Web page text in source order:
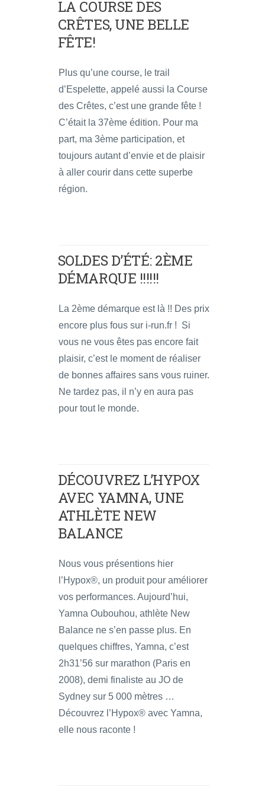
LA COURSE DES
CRÊTES, UNE BELLE
FÊTE!
Plus qu’une course, le trail
d’Espelette, appelé aussi la Course
des Crêtes, c’est une grande fête !
C’était la 37ème édition. Pour ma
part, ma 3ème participation, et
toujours autant d’envie et de plaisir
à aller courir dans cette superbe
région.
SOLDES D’ÉTÉ: 2ÈME
DÉMARQUE !!!!!!
La 2ème démarque est là !! Des prix
encore plus fous sur i-run.fr ! Si
vous ne vous êtes pas encore fait
plaisir, c’est le moment de réaliser
de bonnes affaires sans vous ruiner.
Ne tardez pas, il n’y en aura pas
pour tout le monde.
DÉCOUVREZ L’HYPOX
AVEC YAMNA, UNE
ATHLÈTE NEW
BALANCE
Nous vous présentions hier
l’Hypox®, un produit pour améliorer
vos performances. Aujourd’hui,
Yamna Oubouhou, athlète New
Balance ne s’en passe plus. En
quelques chiffres, Yamna, c’est
2h31’56 sur marathon (Paris en
2008), demi finaliste au JO de
Sydney sur 5 000 mètres …
Découvrez l’Hypox® avec Yamna,
elle nous raconte !